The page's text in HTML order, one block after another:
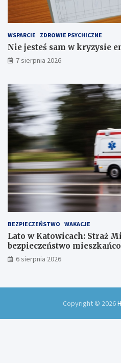
r
c
h
S
w
ó
w
!
WSPARCIE ZDROWIE PSYCHICZNE
Nie jesteś sam w kryzysie
7 sierpnia 2026
BEZPIECZEŃSTWO WAKACJE
Lato w Katowicach: Straż
bezpieczeństwo
6 sierpnia 2026
Copyright © 2026